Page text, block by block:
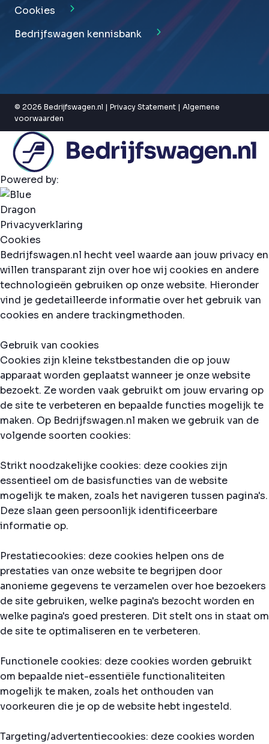
Cookies
Bedrijfswagen kennisbank
© 2026 Bedrijfswagen.nl | Privacy Statement | Algemene
voorwaarden
Powered by:
Privacyverklaring
Cookies
Bedrijfswagen.nl hecht veel waarde aan jouw privacy en
willen transparant zijn over hoe wij cookies en andere
technologieën gebruiken op onze website. Hieronder
vind je gedetailleerde informatie over het gebruik van
cookies en andere trackingmethoden.
Gebruik van cookies
Cookies zijn kleine tekstbestanden die op jouw
apparaat worden geplaatst wanneer je onze website
bezoekt. Ze worden vaak gebruikt om jouw ervaring op
de site te verbeteren en bepaalde functies mogelijk te
maken. Op Bedrijfswagen.nl maken we gebruik van de
volgende soorten cookies:
Strikt noodzakelijke cookies: deze cookies zijn
essentieel om de basisfuncties van de website
mogelijk te maken, zoals het navigeren tussen pagina's.
Deze slaan geen persoonlijk identificeerbare
informatie op.
Prestatiecookies: deze cookies helpen ons de
prestaties van onze website te begrijpen door
anonieme gegevens te verzamelen over hoe bezoekers
de site gebruiken, welke pagina's bezocht worden en
welke pagina's goed presteren. Dit stelt ons in staat om
de site te optimaliseren en te verbeteren.
Functionele cookies: deze cookies worden gebruikt
om bepaalde niet-essentiële functionaliteiten
mogelijk te maken, zoals het onthouden van
voorkeuren die je op de website hebt ingesteld.
Targeting/advertentiecookies: deze cookies worden